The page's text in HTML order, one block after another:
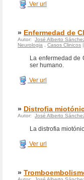
Ver url
» Enfermedad de
Autor: José Alberto
Neurologia
Casos Clinicos |
La enfermedad de
ser humano.
Ver url
» Distrofia
Autor: José Alberto
La distrofia
Ver url
»